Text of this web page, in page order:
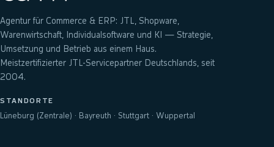
Agentur für Commerce & ERP: JTL, Shopware,
Warenwirtschaft, Individualsoftware und KI — Strategie,
Umsetzung und Betrieb aus einem Haus.
Meistzertifizierter JTL-Servicepartner Deutschlands, seit
2004.
STANDORTE
Lüneburg (Zentrale) · Bayreuth · Stuttgart · Wuppertal